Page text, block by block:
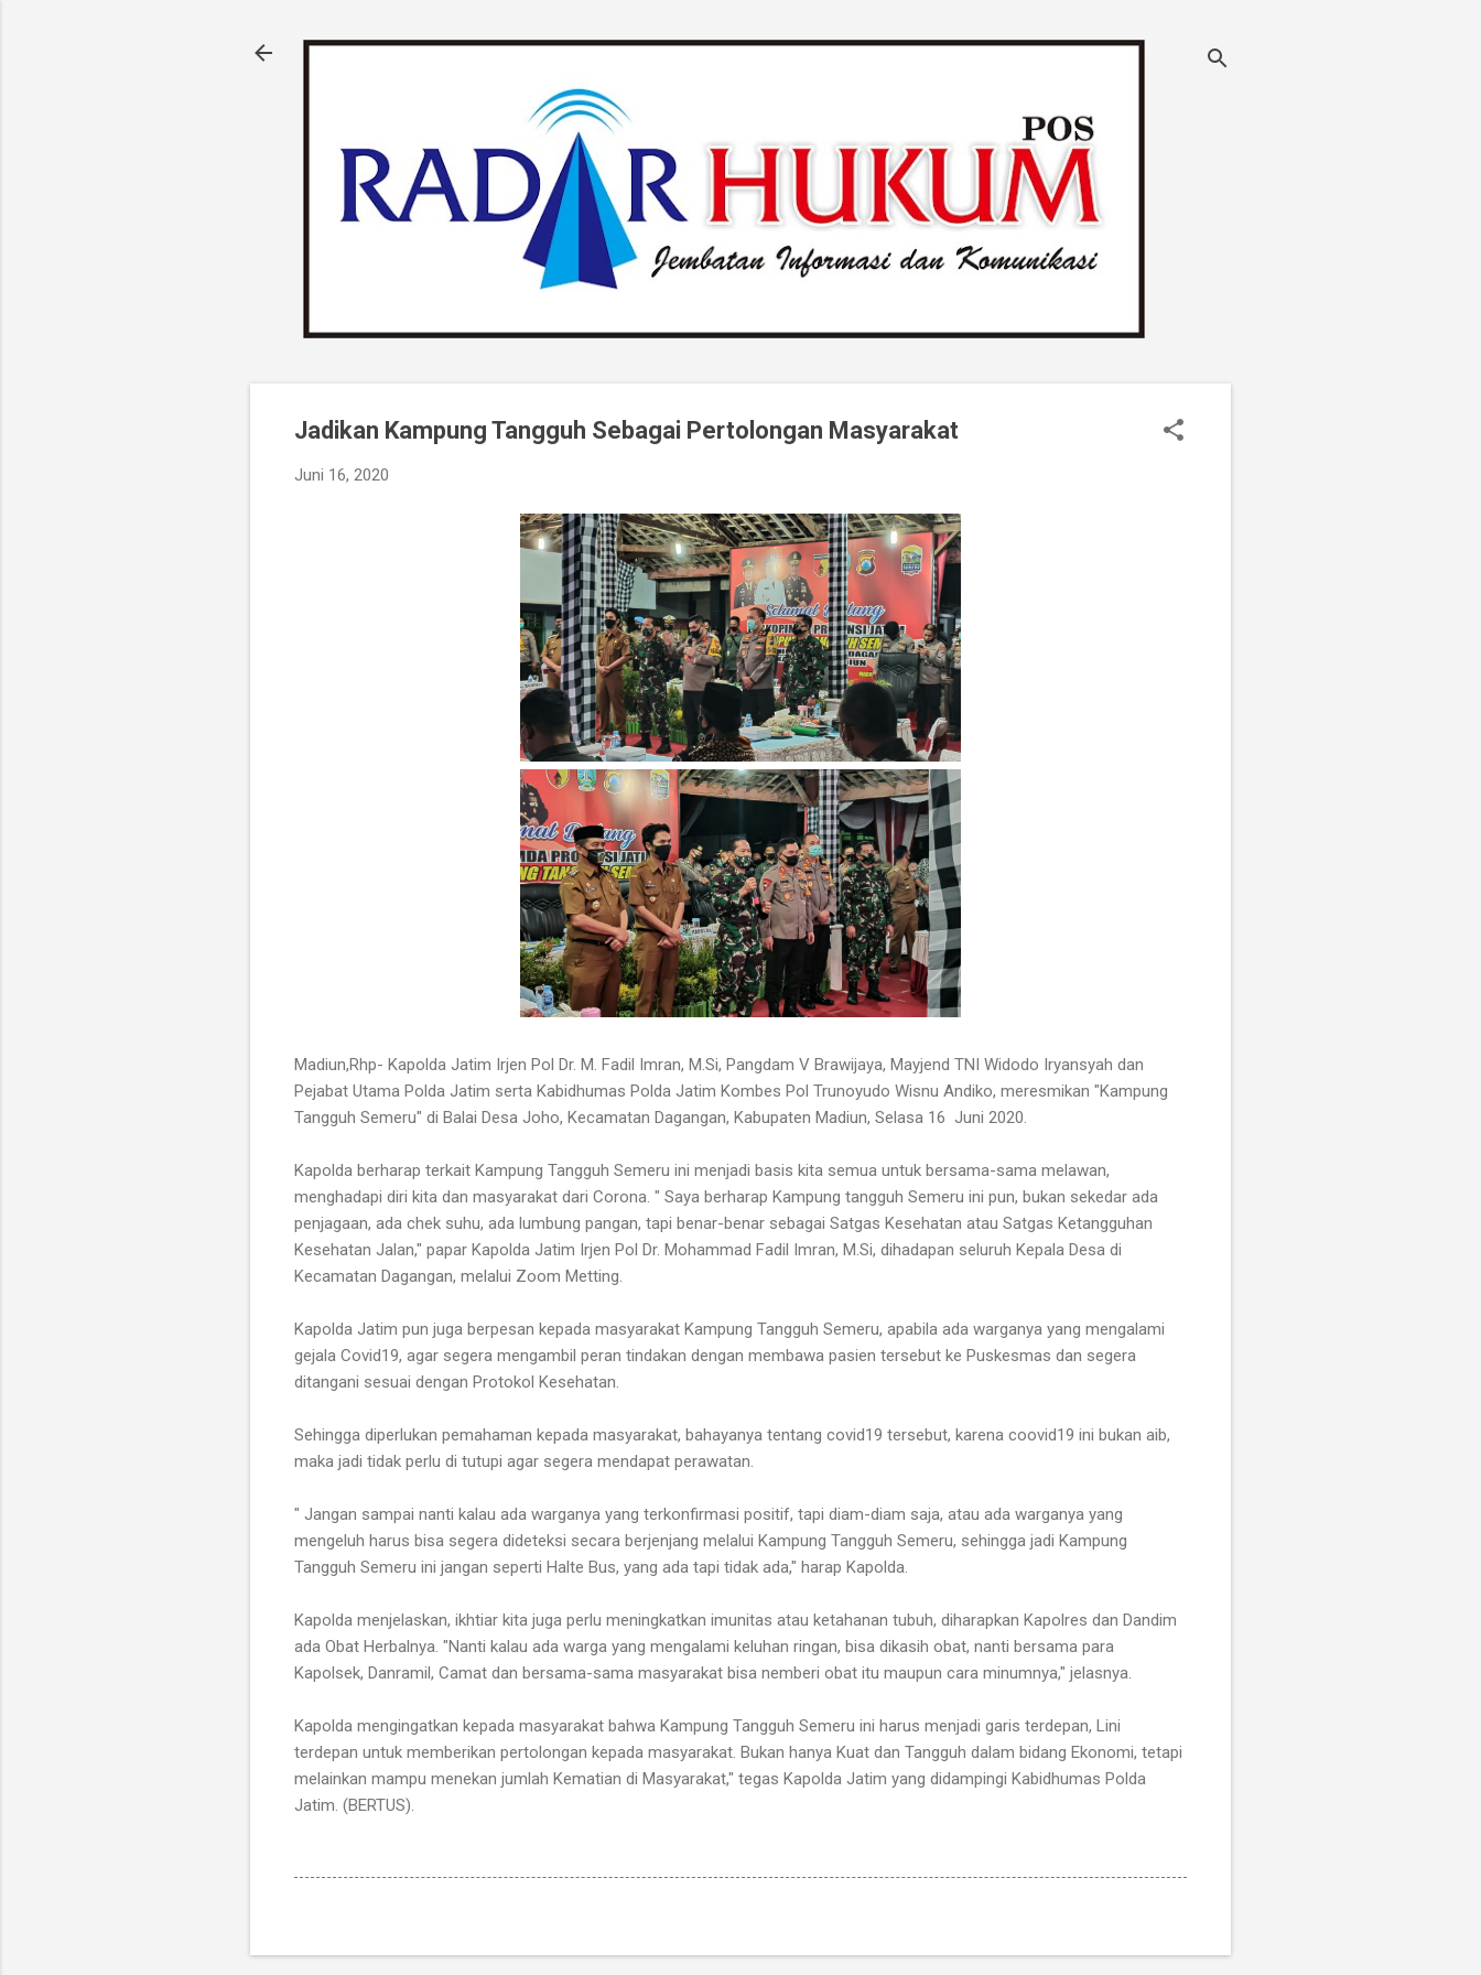
Jadikan Kampung Tangguh Sebagai Pertolongan Masyarakat
Juni 16, 2020
Madiun,Rhp- Kapolda Jatim Irjen Pol Dr. M. Fadil Imran, M.Si, Pangdam V Brawijaya, Mayjend TNI Widodo Iryansyah dan
Pejabat Utama Polda Jatim serta Kabidhumas Polda Jatim Kombes Pol Trunoyudo Wisnu Andiko, meresmikan "Kampung
Tangguh Semeru" di Balai Desa Joho, Kecamatan Dagangan, Kabupaten Madiun, Selasa 16 Juni 2020.
Kapolda berharap terkait Kampung Tangguh Semeru ini menjadi basis kita semua untuk bersama-sama melawan,
menghadapi diri kita dan masyarakat dari Corona. " Saya berharap Kampung tangguh Semeru ini pun, bukan sekedar ada
penjagaan, ada chek suhu, ada lumbung pangan, tapi benar-benar sebagai Satgas Kesehatan atau Satgas Ketangguhan
Kesehatan Jalan," papar Kapolda Jatim Irjen Pol Dr. Mohammad Fadil Imran, M.Si, dihadapan seluruh Kepala Desa di
Kecamatan Dagangan, melalui Zoom Metting.
Kapolda Jatim pun juga berpesan kepada masyarakat Kampung Tangguh Semeru, apabila ada warganya yang mengalami
gejala Covid19, agar segera mengambil peran tindakan dengan membawa pasien tersebut ke Puskesmas dan segera
ditangani sesuai dengan Protokol Kesehatan.
Sehingga diperlukan pemahaman kepada masyarakat, bahayanya tentang covid19 tersebut, karena coovid19 ini bukan aib,
maka jadi tidak perlu di tutupi agar segera mendapat perawatan.
" Jangan sampai nanti kalau ada warganya yang terkonfirmasi positif, tapi diam-diam saja, atau ada warganya yang
mengeluh harus bisa segera dideteksi secara berjenjang melalui Kampung Tangguh Semeru, sehingga jadi Kampung
Tangguh Semeru ini jangan seperti Halte Bus, yang ada tapi tidak ada," harap Kapolda.
Kapolda menjelaskan, ikhtiar kita juga perlu meningkatkan imunitas atau ketahanan tubuh, diharapkan Kapolres dan Dandim
ada Obat Herbalnya. "Nanti kalau ada warga yang mengalami keluhan ringan, bisa dikasih obat, nanti bersama para
Kapolsek, Danramil, Camat dan bersama-sama masyarakat bisa nemberi obat itu maupun cara minumnya," jelasnya.
Kapolda mengingatkan kepada masyarakat bahwa Kampung Tangguh Semeru ini harus menjadi garis terdepan, Lini
terdepan untuk memberikan pertolongan kepada masyarakat. Bukan hanya Kuat dan Tangguh dalam bidang Ekonomi, tetapi
melainkan mampu menekan jumlah Kematian di Masyarakat," tegas Kapolda Jatim yang didampingi Kabidhumas Polda
Jatim. (BERTUS).